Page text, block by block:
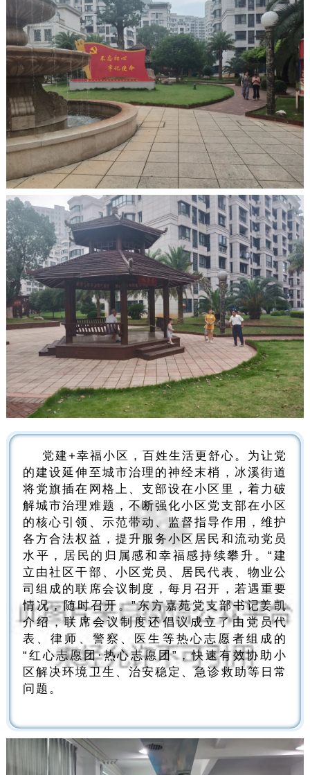
党建+幸福小区，百姓生活更舒心。为让党
的建设延伸至城市治理的神经末梢，冰溪街道
将党旗插在网格上、支部设在小区里，着力破
解城市治理难题，不断强化小区党支部在小区
的核心引领、示范带动、监督指导作用，维护
各方合法权益，提升服务小区居民和流动党员
水平，居民的归属感和幸福感持续攀升。“建
立由社区干部、小区党员、居民代表、物业公
司组成的联席会议制度，每月召开，若遇重要
情况，随时召开。”东方嘉苑党支部书记姜凯
介绍，联席会议制度还倡议成立了由党员代
表、律师、警察、医生等热心志愿者组成的
“红心志愿团·热心志愿团”，快速有效协助小
区解决环境卫生、治安稳定、急诊救助等日常
问题。